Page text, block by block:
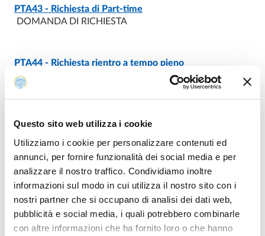
Questo sito web utilizza i cookie
Utilizziamo i cookie per personalizzare contenuti ed
annunci, per fornire funzionalità dei social media e per
analizzare il nostro traffico. Condividiamo inoltre
informazioni sul modo in cui utilizza il nostro sito con i
nostri partner che si occupano di analisi dei dati web,
pubblicità e social media, i quali potrebbero combinarle
con altre informazioni che ha fornito loro o che hanno
DOCUMENTO- ULTIMO AGGIORNAMENTO:
PTA43 - Richiesta di Part-time
DOMANDA DI RICHIESTA
DOCUMENTO- ULTIMO AGGIORNAMENTO:15/04/2026
PTA44 - Richiesta rientro a tempo pieno
DOMANDA DI RICHIESTA